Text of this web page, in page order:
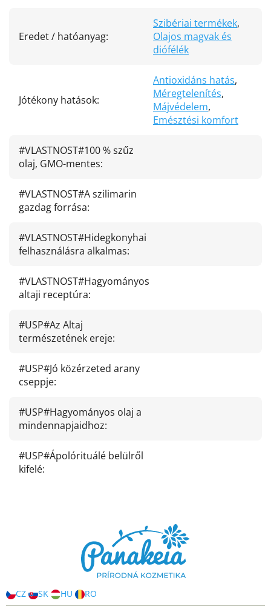
Eredet / hatóanyag:
Szibériai termékek,
Olajos magvak és
diófélék
Jótékony hatások:
Antioxidáns hatás,
Méregtelenítés,
Májvédelem,
Emésztési komfort
#VLASTNOST#100 % szűz
olaj, GMO-mentes:
#VLASTNOST#A szilimarin
gazdag forrása:
#VLASTNOST#Hidegkonyhai
felhasználásra alkalmas:
#VLASTNOST#Hagyományos
altaji receptúra:
#USP#Az Altaj
természetének ereje:
#USP#Jó közérzeted arany
cseppje:
#USP#Hagyományos olaj a
mindennapjaidhoz:
#USP#Ápolórituálé belülről
kifelé:
CZ SK HU RO